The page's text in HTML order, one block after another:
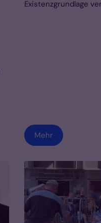
Existenzgrundlage
Mehr